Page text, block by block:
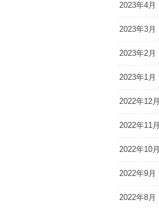
2023年4月
2023年3月
2023年2月
2023年1月
2022年12月
2022年11月
2022年10月
2022年9月
2022年8月